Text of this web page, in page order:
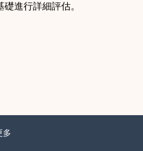
進行詳細評估。
多